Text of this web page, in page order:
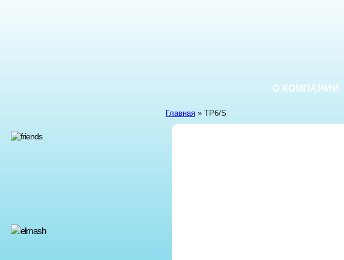
О КОМПАНИИ
Главная » TP6/S